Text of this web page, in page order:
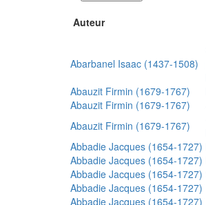
Auteur
Abarbanel Isaac (1437-1508)
Abauzit Firmin (1679-1767)
Abauzit Firmin (1679-1767)
Abauzit Firmin (1679-1767)
Abbadie Jacques (1654-1727)
Abbadie Jacques (1654-1727)
Abbadie Jacques (1654-1727)
Abbadie Jacques (1654-1727)
Abbadie Jacques (1654-1727)